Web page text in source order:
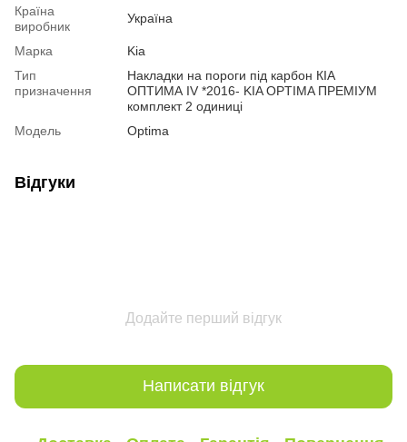
Країна
виробник
Україна
Марка
Kia
Тип
призначення
Накладки на пороги під карбон КІА
ОПТИМА IV *2016- KIA OPTIMA ПРЕМІУМ
комплект 2 одиниці
Модель
Optima
Відгуки
Додайте перший відгук
Написати відгук